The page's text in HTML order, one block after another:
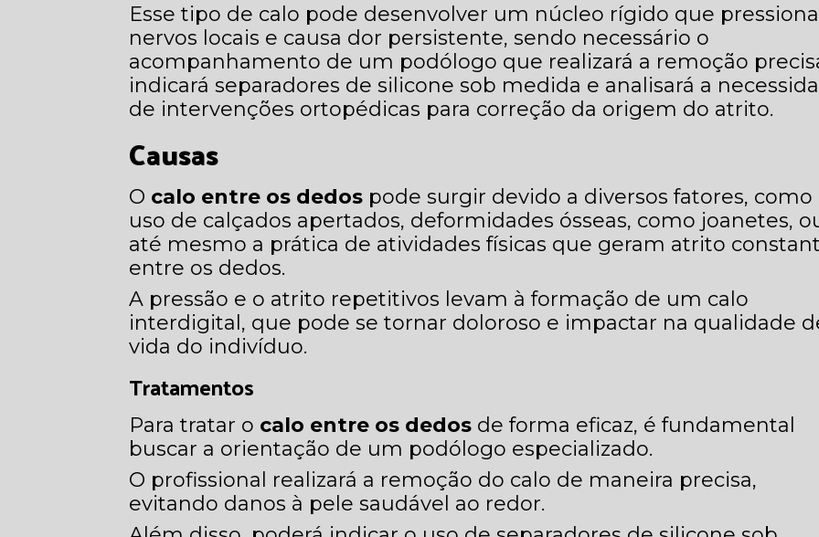
Esse tipo de calo pode desenvolver um núcleo rígido que pressiona
nervos locais e causa dor persistente, sendo necessário o
acompanhamento de um podólogo que realizará a remoção
indicará separadores de silicone sob medida e analisará a
de intervenções ortopédicas para correção da origem do atrito.
Causas
O calo entre os dedos pode surgir devido a diversos fatores, como
uso de calçados apertados, deformidades ósseas, como joanetes,
até mesmo a prática de atividades físicas que geram atrito
entre os dedos.
A pressão e o atrito repetitivos levam à formação de um calo
interdigital, que pode se tornar doloroso e impactar na qualidade
vida do indivíduo.
Tratamentos
Para tratar o calo entre os dedos de forma eficaz, é fundamental
buscar a orientação de um podólogo especializado.
O profissional realizará a remoção do calo de maneira precisa,
evitando danos à pele saudável ao redor.